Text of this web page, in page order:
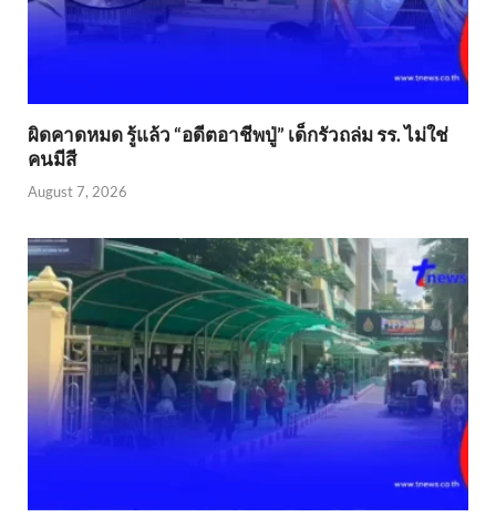
ผิดคาดหมด รู้แล้ว “อดีตอาชีพปู่” เด็กรัวถล่ม รร. ไม่ใช่
คนมีสี
August 7, 2026